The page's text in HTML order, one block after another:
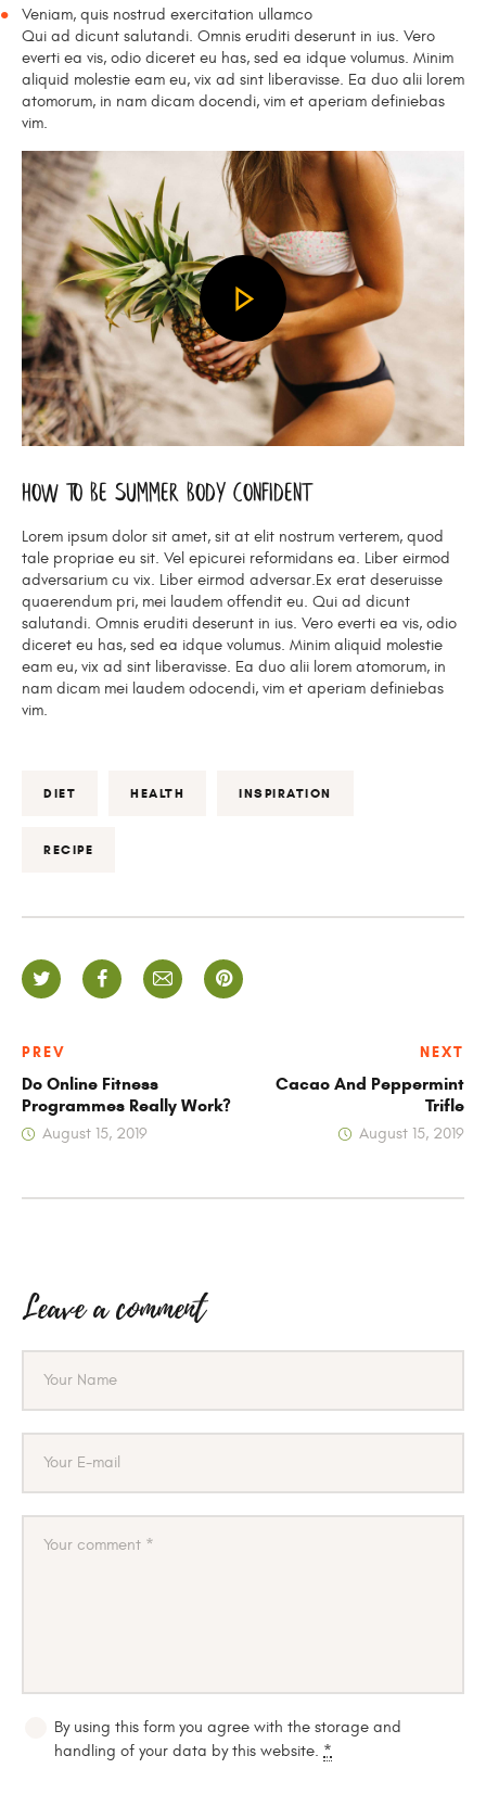
Veniam, quis nostrud exercitation ullamco
Qui ad dicunt salutandi. Omnis eruditi deserunt in ius. Vero
everti ea vis, odio diceret eu has, sed ea idque volumus. Minim
aliquid molestie eam eu, vix ad sint liberavisse. Ea duo alii lorem
atomorum, in nam dicam docendi, vim et aperiam definiebas
vim.
How To Be Summer Body Confident
Lorem ipsum dolor sit amet, sit at elit nostrum verterem, quod
tale propriae eu sit. Vel epicurei reformidans ea. Liber eirmod
adversarium cu vix. Liber eirmod adversar.Ex erat deseruisse
quaerendum pri, mei laudem offendit eu. Qui ad dicunt
salutandi. Omnis eruditi deserunt in ius. Vero everti ea vis, odio
diceret eu has, sed ea idque volumus. Minim aliquid molestie
eam eu, vix ad sint liberavisse. Ea duo alii lorem atomorum, in
nam dicam mei laudem odocendi, vim et aperiam definiebas
vim.
DIET HEALTH INSPIRATION
RECIPE
PREV
Do Online Fitness
Programmes Really Work?
August 15, 2019
NEXT
Cacao And Peppermint
Trifle
August 15, 2019
Leave a comment
By using this form you agree with the storage and
handling of your data by this website. *